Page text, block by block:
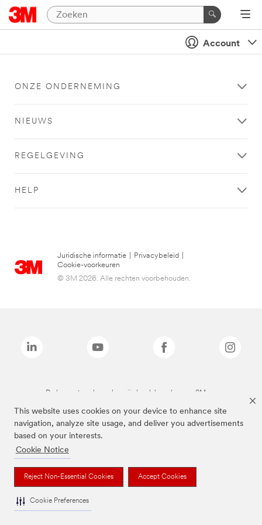
This website uses cookies on your device to enhance site
navigation, analyze site usage, and deliver you advertisements
based on your interests.
Cookie Notice
Reject Non-Essential Cookies Accept Cookies
Cookie Preferences
Account
ONZE ONDERNEMING
NIEUWS
REGELGEVING
HELP
Juridische informatie Privacybeleid
Cookie-voorkeuren
© 3M 2026. Alle rechten voorbehouden.
De bovenstaande merken zijn handelsmerken van 3M.we